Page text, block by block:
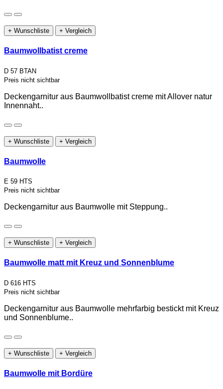
+ Wunschliste + Vergleich
Baumwollbatist creme
D 57 BTAN
Preis nicht sichtbar
Deckengarnitur aus Baumwollbatist creme mit Allover natur
Innennaht..
+ Wunschliste + Vergleich
Baumwolle
E 59 HTS
Preis nicht sichtbar
Deckengarnitur aus Baumwolle mit Steppung..
+ Wunschliste + Vergleich
Baumwolle matt mit Kreuz und Sonnenblume
D 616 HTS
Preis nicht sichtbar
Deckengarnitur aus Baumwolle mehrfarbig bestickt mit Kreuz
und Sonnenblume..
+ Wunschliste + Vergleich
Baumwolle mit Bordüre